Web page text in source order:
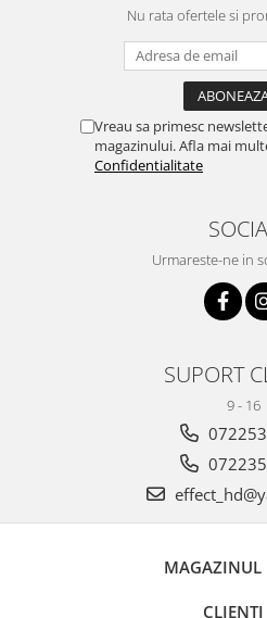
Nu rata ofertele si
Vreau sa primesc
magazinului. Afla mai
Confidentialitate
Urmareste-ne in
SUPORT
9 - 16
MAGAZINUL
CLIENTI